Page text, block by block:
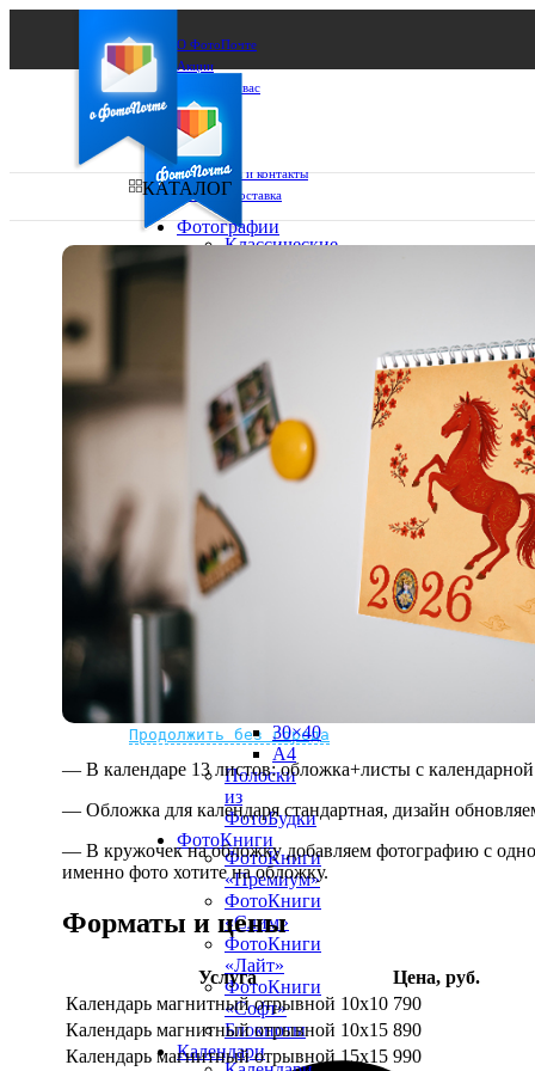
О ФотоПочте
Акции
Сделаем за вас
Бизнесу
FAQ
Франшиза
Поддержка и контакты
Оплата и доставка
Ваш город:
Выберите из списка:
Не нашли Ваш город?
Продолжить без города
КАТАЛОГ
Фотографии
Классические
20х20
20х30
30х30
30х40
А4
в
рамке
30×40
A4
Полоски
из
ФотоБудки
ФотоКниги
ФотоКниги
«Премиум»
ФотоКниги
«Слим»
ФотоКниги
«Лайт»
ФотоКниги
«Софт»
Блокноты
Календари
— В календаре 13 листов: обложка+листы с календарной
— Обложка для календаря стандартная, дизайн
— В кружочек на обложку добавляем фотографию с
именно фото хотите на обложку.
Форматы и цены
Услуга
Цена, руб.
Календарь магнитный отрывной 10x10 790
Календарь магнитный отрывной 10x15 890
Календарь магнитный отрывной 15x15 990